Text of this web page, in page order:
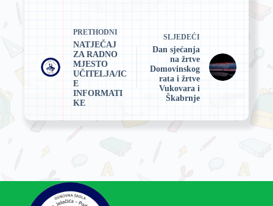
PRETHODNI
NATJEČAJ
ZA RADNO
MJESTO
UČITELJA/IC
E
INFORMATI
KE
SLJEDEĆI
Dan sjećanja
na žrtve
Domovinskog
rata i žrtve
Vukovara i
Škabrnje